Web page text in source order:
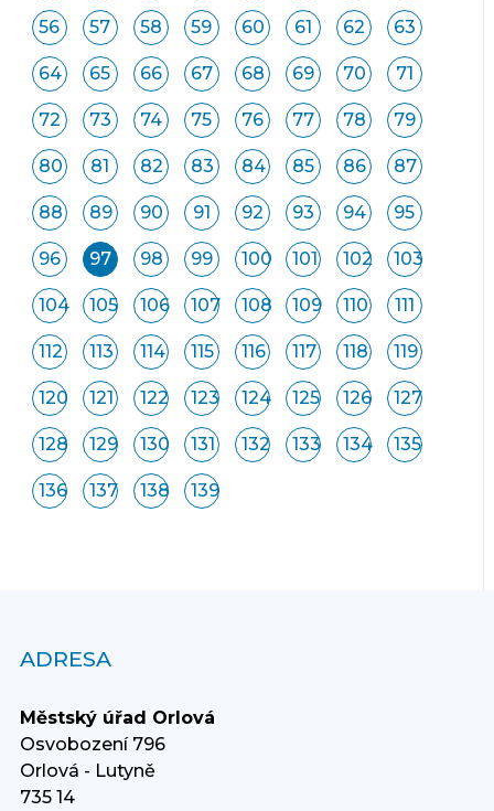
56 57 58 59 60 61 62 63
64 65 66 67 68 69 70 71
72 73 74 75 76 77 78 79
80 81 82 83 84 85 86 87
88 89 90 91 92 93 94 95
96 97 98 99 100 101 102 103
104 105 106 107 108 109 110 111
112 113 114 115 116 117 118 119
120 121 122 123 124 125 126 127
128 129 130 131 132 133 134 135
136 137 138 139
ADRESA
Městský úřad Orlová
Osvobození 796
Orlová - Lutyně
735 14